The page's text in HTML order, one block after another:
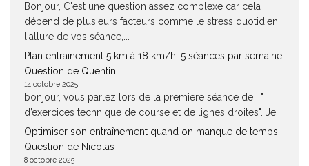
Bonjour, C'est une question assez complexe car cela
dépend de plusieurs facteurs comme le stress quotidien,
l'allure de vos séance,...
Plan entrainement 5 km à 18 km/h, 5 séances par semaine
Question de Quentin
14 octobre 2025
bonjour, vous parlez lors de la premiere séance de : "
d’exercices technique de course et de lignes droites". Je...
Optimiser son entraînement quand on manque de temps
Question de Nicolas
8 octobre 2025